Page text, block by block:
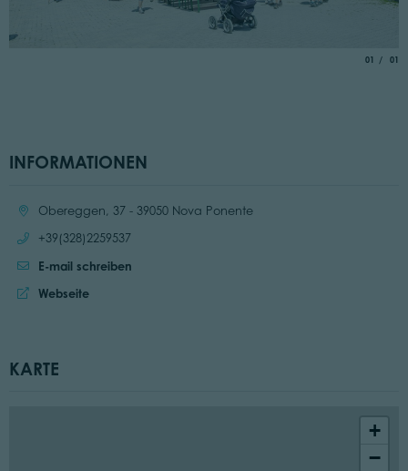
01 von
01
INFORMATIONEN
Ort:
Obereggen, 37 - 39050 Nova Ponente
Anrufen:
+39(328)2259537
E-mail schreiben
Website:
Webseite
KARTE
+
−